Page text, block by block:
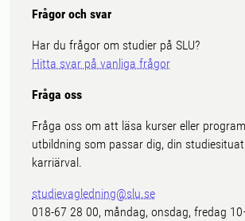
Frågor och svar
Har du frågor om studier på SLU?
Hitta svar på vanliga frågor
Fråga oss
Fråga oss om att läsa kurser eller
utbildning som passar dig, din
karriärval.
studievagledning@slu.se
018-67 28 00, måndag, onsdag, fredag